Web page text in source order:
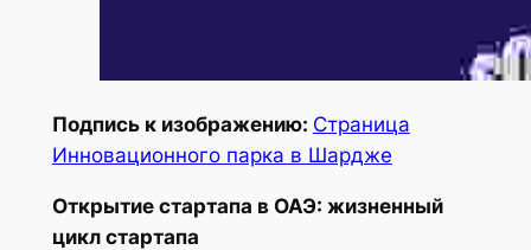
Подпись к изображению: Страница
Инновационного парка в Шардже
Открытие стартапа в ОАЭ: жизненный
цикл стартапа